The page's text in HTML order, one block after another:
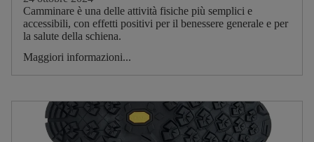
Camminare è una delle attività fisiche più semplici e
accessibili, con effetti positivi per il benessere generale e per
la salute della schiena.
Maggiori informazioni...